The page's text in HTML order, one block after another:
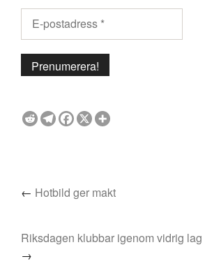
← Hotbild ger makt
Riksdagen klubbar igenom vidrig
→